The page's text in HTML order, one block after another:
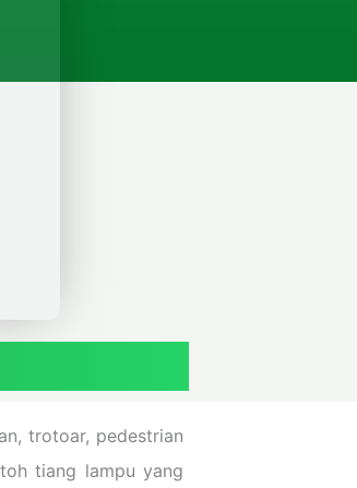
trotoar, pedestrian
tiang lampu yang